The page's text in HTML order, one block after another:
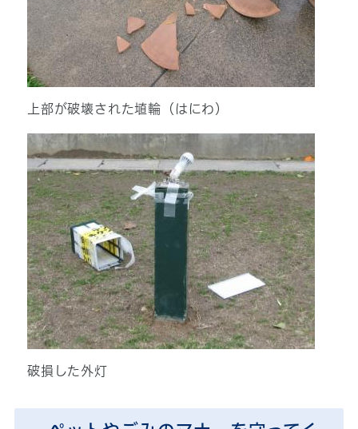
上部が破壊された埴輪（はにわ）
破損した外灯